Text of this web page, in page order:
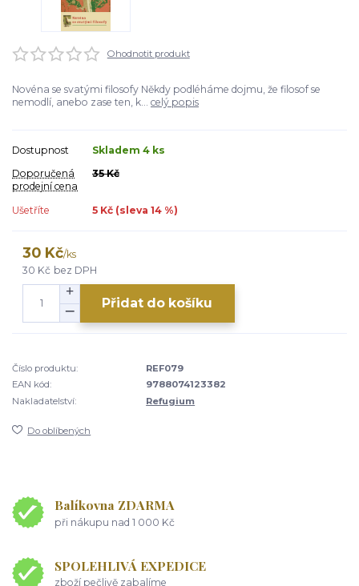
Ohodnotit produkt
Novéna se svatými filosofy Někdy podléháme dojmu, že filosof se
nemodlí, anebo zase ten, k... celý popis
Dostupnost
Skladem 4 ks
Doporučená
prodejní cena
35 Kč
Ušetříte 5 Kč (sleva 14 %)
30 Kč/ks
30 Kč bez DPH
Přidat do košíku
Číslo produktu:
REF079
EAN kód:
9788074123382
Nakladatelství:
Refugium
Do oblíbených
Balíkovna ZDARMA
při nákupu nad 1 000 Kč
SPOLEHLIVÁ EXPEDICE
zboží pečlivě zabalíme